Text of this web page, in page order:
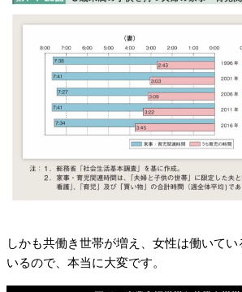
しかも共働き世帯が増え、女性は働いて
いるので、本当に大変です。